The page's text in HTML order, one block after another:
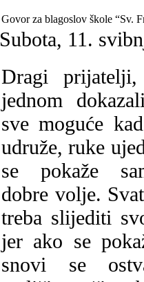
Govor za blagoslov škole “Sv.
Subota, 11.
Dragi
jednom
sve moguće
udruže, ruke
se pokaže
dobre volje.
treba slijediti
jer ako se
snovi se